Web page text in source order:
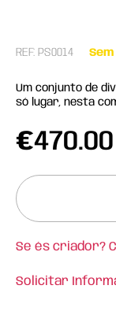
REF: PS0014
Um conjunto de
só lugar, nesta
€470.00
Se és criador?
Solicitar